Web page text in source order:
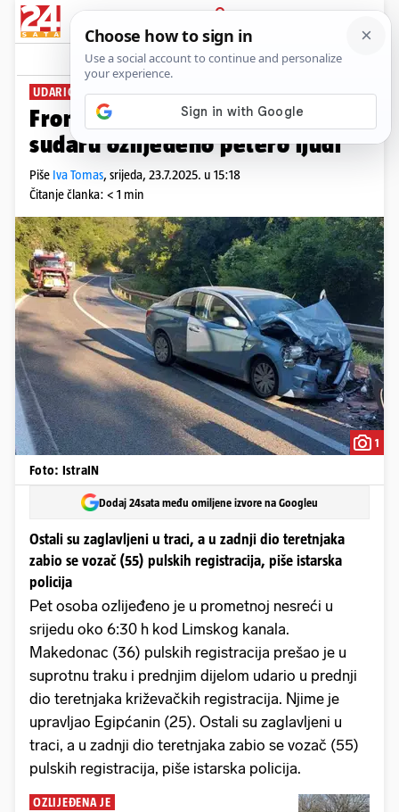
PRIJAVA
News Komentari
UDARIO U KOMBI
Frontalka u Limskom kanalu: U
sudaru ozlijeđeno petero ljudi
Piše Iva Tomas, srijeda, 23.7.2025. u 15:18
Čitanje članka: < 1 min
1
Foto: IstraIN
Dodaj 24sata među omiljene izvore na Googleu
Ostali su zaglavljeni u traci, a u zadnji dio teretnjaka
zabio se vozač (55) pulskih registracija, piše istarska
policija
Pet osoba ozlijeđeno je u prometnoj nesreći u
srijedu oko 6:30 h kod Limskog kanala.
Makedonac (36) pulskih registracija prešao je u
suprotnu traku i prednjim dijelom udario u prednji
dio teretnjaka križevačkih registracija. Njime je
upravljao Egipćanin (25). Ostali su zaglavljeni u
traci, a u zadnji dio teretnjaka zabio se vozač (55)
pulskih registracija, piše istarska policija.
OZLIJEĐENA JE